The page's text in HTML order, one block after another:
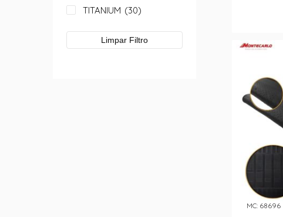
TITANIUM (30)
Limpar Filtro
MC: 68696